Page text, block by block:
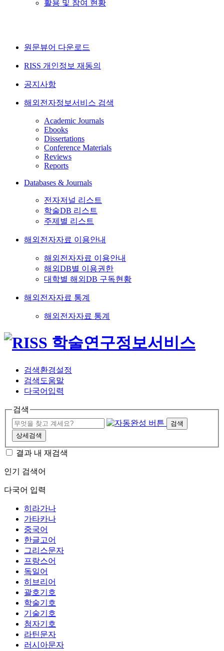
활용 및 참여 현황
원문뷰어 다운로드
RISS 개인정보 재동의
공지사항
해외전자정보서비스 검색
Academic Journals
Ebooks
Dissertations
Conference Materials
Reviews
Reports
Databases & Journals
전자저널 리스트
학술DB 리스트
주제별 리스트
해외전자자료 이용안내
해외전자자료 이용안내
해외DB별 이용권한
대학별 해외DB 구독현황
해외전자자료 통계
해외전자자료 통계
검색환경설정
검색도움말
다국어입력
검색
검색
상세검색
결과 내 재검색
인기 검색어
다국어 입력
히라가나
가타카나
중국어
한글고어
그리스문자
프랑스어
독일어
히브리어
괄호기호
학술기호
기술기호
첨자기호
라틴문자
러시아문자